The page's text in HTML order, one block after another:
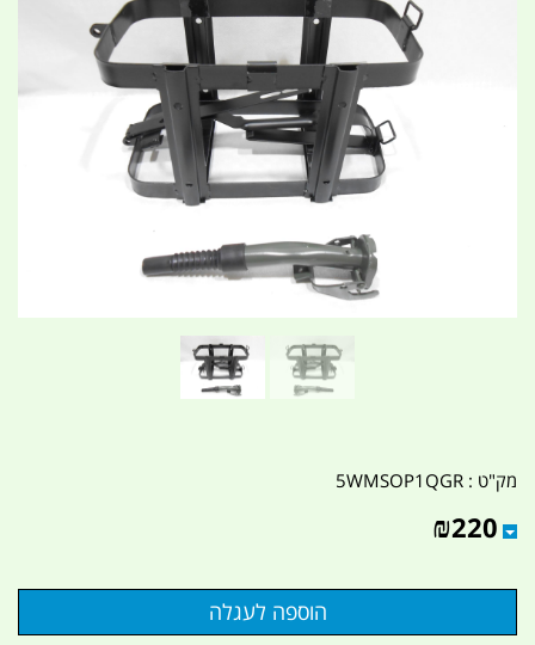
מק"ט : 5WMSOP1QGR
₪220